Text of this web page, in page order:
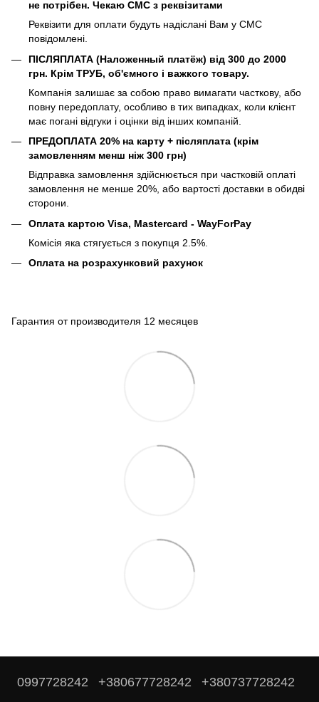
не потрібен. Чекаю СМС з реквізитами
Реквізити для оплати будуть надіслані Вам у СМС
повідомлені.
ПІСЛЯПЛАТА (Наложенный платёж) від 300 до 2000
грн. Крім ТРУБ, об'ємного і важкого товару.
Компанія залишає за собою право вимагати часткову, або
повну передоплату, особливо в тих випадках, коли клієнт
має погані відгуки і оцінки від інших компаній.
ПРЕДОПЛАТА 20% на карту + післяплата (крім
замовленням менш ніж 300 грн)
Відправка замовлення здійснюється при частковій оплаті
замовлення не менше 20%, або вартості доставки в обидві
сторони.
Оплата картою Visa, Mastercard - WayForPay
Комісія яка стягується з покупця 2.5%.
Оплата на розрахунковий рахунок
Гарантия от производителя 12 месяцев
0997728242 +380677728242 +380737728242